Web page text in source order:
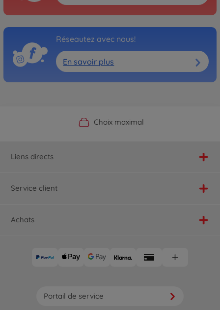
Réseautez avec nous!
En savoir plus
Boutique officielle du fabricant
Choix maximal
Service personnalisé
Livraison rapide
Liens directs
Service client
Achats
Portail de service